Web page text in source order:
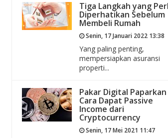
Tiga Langkah yang
Diperhatikan Sebelum
Membeli Rumah
Senin, 17 Januari 2022 13:38
Yang paling penting,
mempersiapkan asuransi
properti...
Pakar Digital Paparkan
Cara Dapat Passive
Income dari
Cryptocurrency
Senin, 17 Mei 2021 11:47